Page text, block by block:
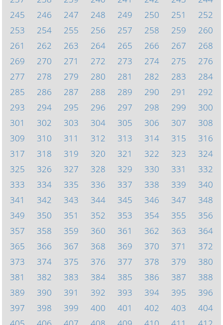
245
246 247 248 249 250 251
252
253
254 255 256 257 258 259
260
261
262 263 264 265 266 267
268
269
270 271 272 273 274 275
276
277
278 279 280 281 282 283
284
285
286 287 288 289 290 291
292
293
294 295 296 297 298 299
300
301
302 303 304 305 306 307
308
309
310 311 312 313 314 315
316
317
318 319 320 321 322 323
324
325
326 327 328 329 330 331
332
333
334 335 336 337 338 339
340
341
342 343 344 345 346 347
348
349
350 351 352 353 354 355
356
357
358 359 360 361 362 363
364
365
366 367 368 369 370 371
372
373
374 375 376 377 378 379
380
381
382 383 384 385 386 387
388
389
390 391 392 393 394 395
396
397
398 399 400 401 402 403
404